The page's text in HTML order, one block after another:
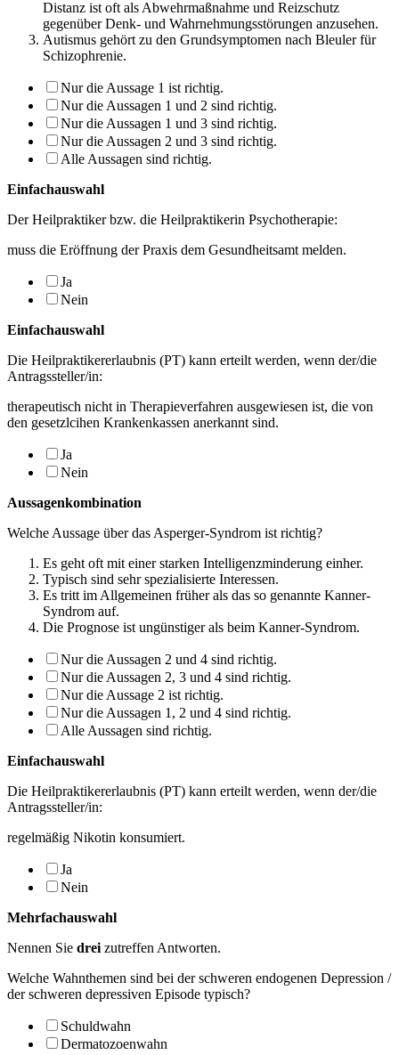
Distanz ist oft als Abwehrmaßnahme und Reizschutz
gegenüber Denk- und Wahrnehmungsstörungen anzusehen.
Autismus gehört zu den Grundsymptomen nach Bleuler für
Schizophrenie.
Nur die Aussage 1 ist richtig.
Nur die Aussagen 1 und 2 sind richtig.
Nur die Aussagen 1 und 3 sind richtig.
Nur die Aussagen 2 und 3 sind richtig.
Alle Aussagen sind richtig.
Einfachauswahl
Der Heilpraktiker bzw. die Heilpraktikerin Psychotherapie:
muss die Eröffnung der Praxis dem Gesundheitsamt melden.
Ja
Nein
Einfachauswahl
Die Heilpraktikererlaubnis (PT) kann erteilt werden, wenn der/die
Antragssteller/in:
therapeutisch nicht in Therapieverfahren ausgewiesen ist, die von
den gesetzlcihen Krankenkassen anerkannt sind.
Ja
Nein
Aussagenkombination
Welche Aussage über das Asperger-Syndrom ist richtig?
Es geht oft mit einer starken Intelligenzminderung einher.
Typisch sind sehr spezialisierte Interessen.
Es tritt im Allgemeinen früher als das so genannte Kanner-
Syndrom auf.
Die Prognose ist ungünstiger als beim Kanner-Syndrom.
Nur die Aussagen 2 und 4 sind richtig.
Nur die Aussagen 2, 3 und 4 sind richtig.
Nur die Aussage 2 ist richtig.
Nur die Aussagen 1, 2 und 4 sind richtig.
Alle Aussagen sind richtig.
Einfachauswahl
Die Heilpraktikererlaubnis (PT) kann erteilt werden, wenn der/die
Antragssteller/in:
regelmäßig Nikotin konsumiert.
Ja
Nein
Mehrfachauswahl
Nennen Sie drei zutreffen Antworten.
Welche Wahnthemen sind bei der schweren endogenen Depression /
der schweren depres­siven Episode typisch?
Schuldwahn
Dermatozoenwahn